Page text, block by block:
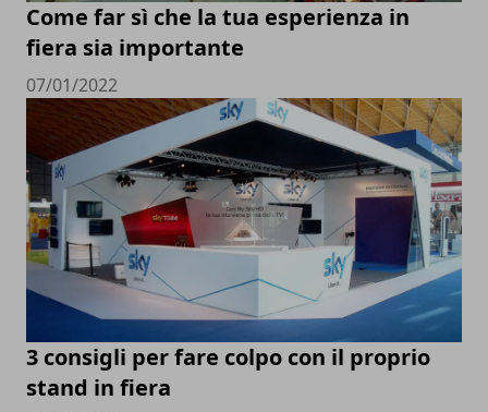
Come far sì che la tua esperienza in
fiera sia importante
07/01/2022
3 consigli per fare colpo con il proprio
stand in fiera